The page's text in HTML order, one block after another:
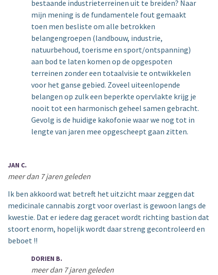
bestaande industrieterreinen uit te breiden? Naar
mijn mening is de fundamentele fout gemaakt
toen men besliste om alle betrokken
belangengroepen (landbouw, industrie,
natuurbehoud, toerisme en sport/ontspanning)
aan bod te laten komen op de opgespoten
terreinen zonder een totaalvisie te ontwikkelen
voor het ganse gebied. Zoveel uiteenlopende
belangen op zulk een beperkte opervlakte krijg je
nooit tot een harmonisch geheel samen gebracht.
Gevolg is de huidige kakofonie waar we nog tot in
lengte van jaren mee opgescheept gaan zitten.
JAN C.
meer dan 7 jaren geleden
Ik ben akkoord wat betreft het uitzicht maar zeggen dat
medicinale cannabis zorgt voor overlast is gewoon langs de
kwestie. Dat er iedere dag geracet wordt richting bastion dat
stoort enorm, hopelijk wordt daar streng gecontroleerd en
beboet !!
DORIEN B.
meer dan 7 jaren geleden